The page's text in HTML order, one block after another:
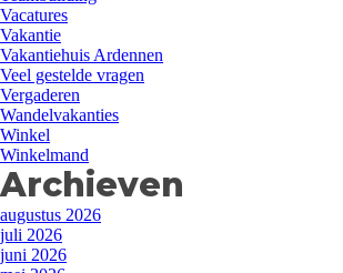
Vacatures
Vakantie
Vakantiehuis Ardennen
Veel gestelde vragen
Vergaderen
Wandelvakanties
Winkel
Winkelmand
Archieven
augustus 2026
juli 2026
juni 2026